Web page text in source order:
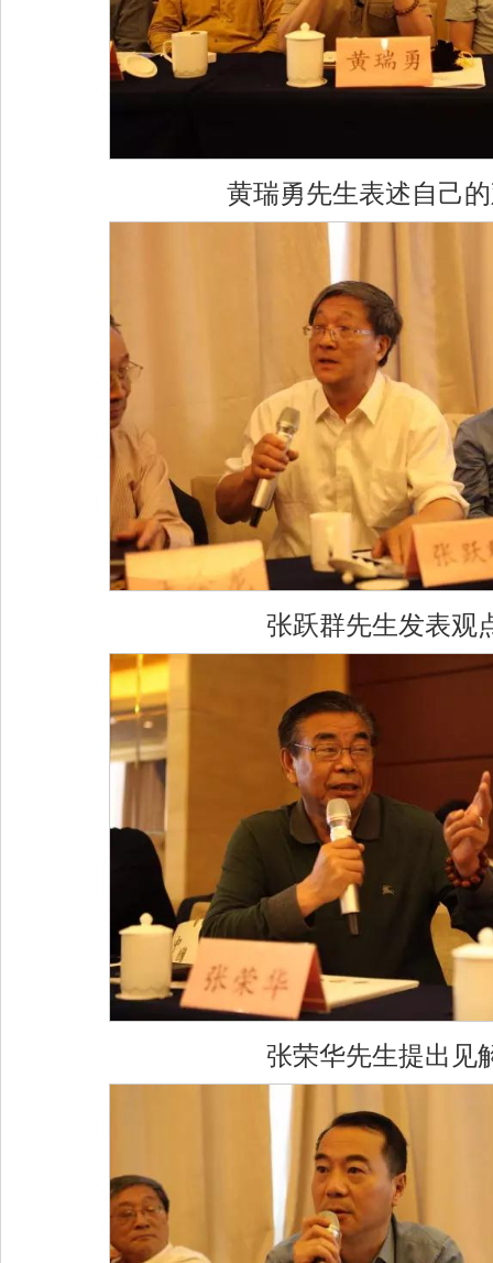
黄瑞勇先生表述自己
张跃群先生发表观
张荣华先生提出见